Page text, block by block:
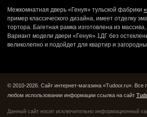
Межкомнатная дверь «Генуя» тульской фабрики
пример классического дизайна, имеет отделку
тортора. Багетная рамка изготовлена из
Вариант модели двери «Генуя» 1ДГ без
великолепно и подойдет для квартир и
© 2010-2026. Сайт интернет-магазина «Tudoor.ru». Все
любом использовании информации ссылка на сайт
Данный сайт носит исключительно информационный